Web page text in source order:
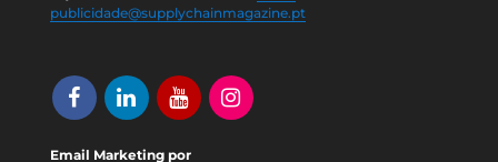
publicidade@supplychainmagazine.pt
Email Marketing por